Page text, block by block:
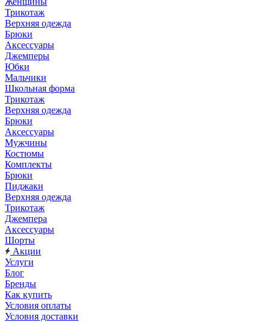
Трикотаж
Верхняя одежда
Брюки
Аксессуары
Джемперы
Юбки
Мальчики
Школьная форма
Трикотаж
Верхняя одежда
Брюки
Аксессуары
Мужчины
Костюмы
Комплекты
Брюки
Пиджаки
Верхняя одежда
Трикотаж
Джемпера
Аксессуары
Шорты
Акции
Услуги
Блог
Бренды
Как купить
Условия оплаты
Условия доставки